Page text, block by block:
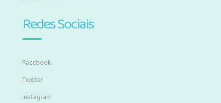
Redes Sociais
Facebook
Twitter
Instagram